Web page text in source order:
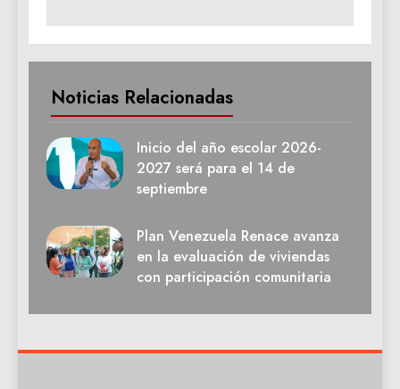
Noticias Relacionadas
Inicio del año escolar 2026-
2027 será para el 14 de
septiembre
Plan Venezuela Renace avanza
en la evaluación de viviendas
con participación comunitaria